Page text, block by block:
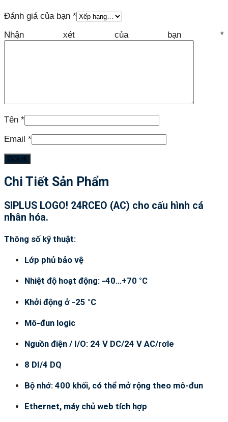
Đánh giá của bạn *
Nhận xét của bạn *
Tên *
Email *
Chi Tiết Sản Phẩm
SIPLUS LOGO! 24RCEO (AC) cho cấu hình cá
nhân hóa.
Thông số kỹ thuật:
Lớp phủ bảo vệ
Nhiệt độ hoạt động: -40…+70 °C
Khởi động ở -25 °C
Mô-đun logic
Nguồn điện / I/O: 24 V DC/24 V AC/rơle
8 DI/4 DQ
Bộ nhớ: 400 khối, có thể mở rộng theo mô-đun
Ethernet, máy chủ web tích hợp